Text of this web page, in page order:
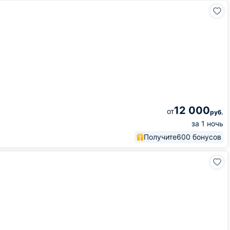
от12 000руб.
за 1 ночь
Получите600 бонусов